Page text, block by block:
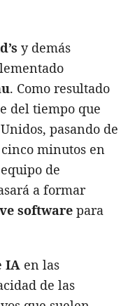
y demás
. Como resultado
del tiempo que
pasando de
minutos en
de
a formar
software para
IA en las
de las